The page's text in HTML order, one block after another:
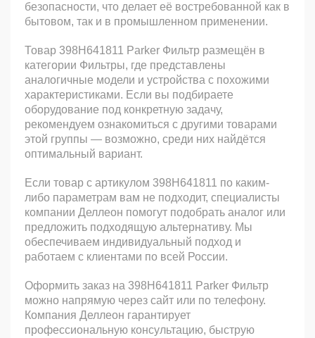
безопасности, что делает её востребованной как в
бытовом, так и в промышленном применении.
Товар 398H641811 Parker Фильтр размещён в
категории Фильтры, где представлены
аналогичные модели и устройства с похожими
характеристиками. Если вы подбираете
оборудование под конкретную задачу,
рекомендуем ознакомиться с другими товарами
этой группы — возможно, среди них найдётся
оптимальный вариант.
Если товар с артикулом 398H641811 по каким-
либо параметрам вам не подходит, специалисты
компании Деллеон помогут подобрать аналог или
предложить подходящую альтернативу. Мы
обеспечиваем индивидуальный подход и
работаем с клиентами по всей России.
Оформить заказ на 398H641811 Parker Фильтр
можно напрямую через сайт или по телефону.
Компания Деллеон гарантирует
профессиональную консультацию, быструю